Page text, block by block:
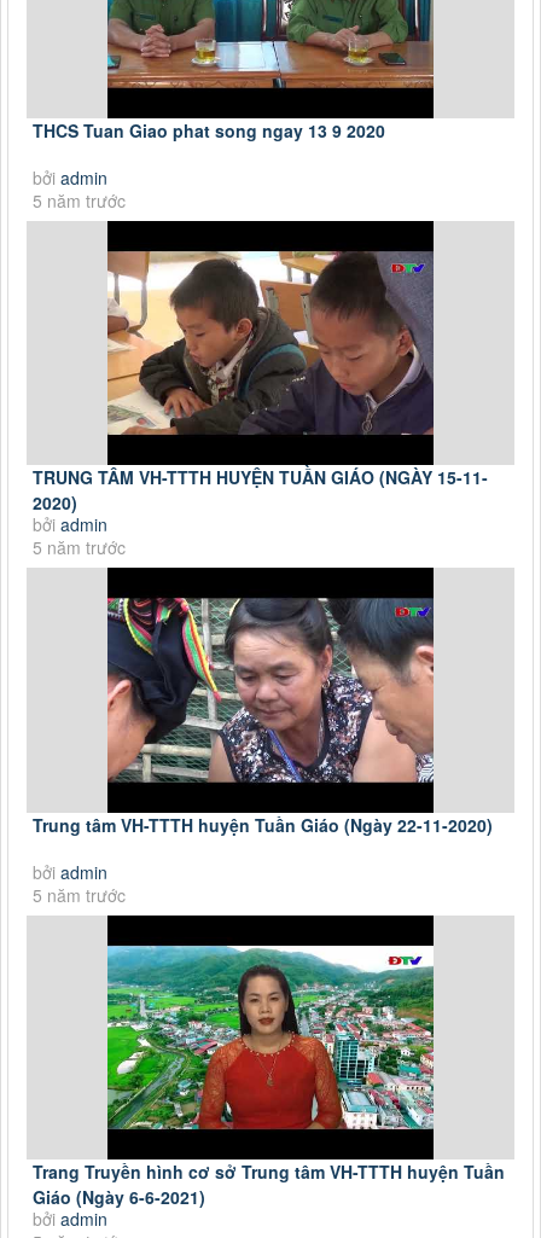
THCS Tuan Giao phat song ngay 13 9 2020
bởi admin
5 năm trước
TRUNG TÂM VH-TTTH HUYỆN TUẦN GIÁO (NGÀY 15-11-
2020)
bởi admin
5 năm trước
Trung tâm VH-TTTH huyện Tuần Giáo (Ngày 22-11-2020)
bởi admin
5 năm trước
Trang Truyền hình cơ sở Trung tâm VH-TTTH huyện Tuần
Giáo (Ngày 6-6-2021)
bởi admin